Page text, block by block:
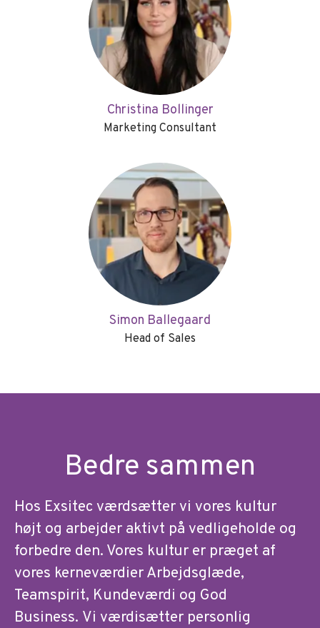
Christina Bollinger
Marketing Consultant
Simon Ballegaard
Head of Sales
Bedre sammen
Hos Exsitec værdsætter vi vores kultur
højt og arbejder aktivt på vedligeholde og
forbedre den. Vores kultur er præget af
vores kerneværdier Arbejdsglæde,
Teamspirit, Kundeværdi og God
Business. Vi værdisætter personlig